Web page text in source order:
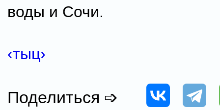
воды и Сочи.
‹тыц›
Поделиться ➩